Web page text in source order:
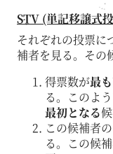
STV (単記移譲式
それぞれの投票に
補者を見る。その
得票数が最
る。このよ
最初となる
この候補者
る。この候